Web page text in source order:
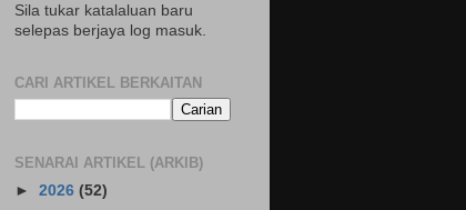
Sila tukar katalaluan baru
selepas berjaya log masuk.
CARI ARTIKEL BERKAITAN
SENARAI ARTIKEL (ARKIB)
► 2026 (52)